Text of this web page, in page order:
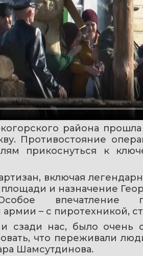
района прошла
Противостояние
прикоснуться к
включая
и назначение
впечатление
– с пиротехникой,
сзади нас, было очень
что переживали
Шамсутдинова.